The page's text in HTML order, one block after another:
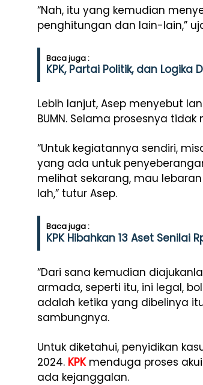
“Nah, itu yang kemudian
penghitungan dan lain-lain,”
Baca juga :
KPK, Partai Politik, dan
Lebih lanjut, Asep menyebut
BUMN. Selama prosesnya
“Untuk kegiatannya sendiri,
yang ada untuk
melihat sekarang, mau
lah,” tutur Asep.
Baca juga :
KPK Hibahkan 13 Aset Senilai
“Dari sana kemudian
armada, seperti itu, ini legal,
adalah ketika yang dibelinya
sambungnya.
Untuk diketahui, penyidikan
2024. KPKmenduga proses
ada kejanggalan.